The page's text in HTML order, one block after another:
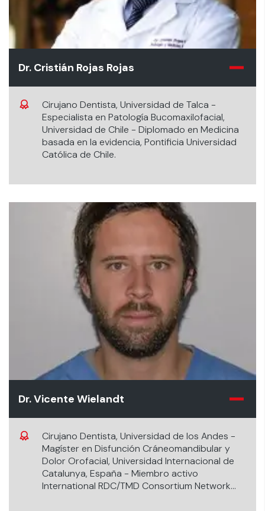
Dr. Cristián Rojas Rojas
Cirujano Dentista, Universidad de Talca -
Especialista en Patología Bucomaxilofacial,
Universidad de Chile - Diplomado en Medicina
basada en la evidencia, Pontificia Universidad
Católica de Chile.
Dr. Vicente Wielandt
Cirujano Dentista, Universidad de los Andes -
Magíster en Disfunción Cráneomandibular y
Dolor Orofacial, Universidad Internacional de
Catalunya, España - Miembro activo
International RDC/TMD Consortium Network